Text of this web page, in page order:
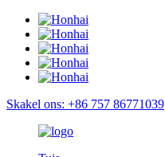
Skakel ons: +86 757 86771039